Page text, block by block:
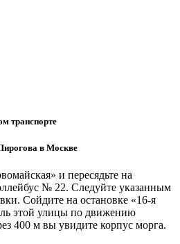
транспорте
в Москве
и пересядьте на
№ 22. Следуйте указанным
Сойдите на остановке «16-я
этой улицы по движению
400 м вы увидите корпус морга.